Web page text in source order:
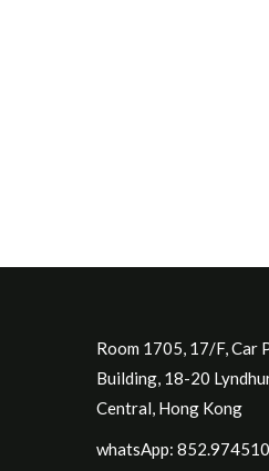
Room 1705, 17/F, Car
Building, 18-20
Central, Hong Kong
whatsApp: